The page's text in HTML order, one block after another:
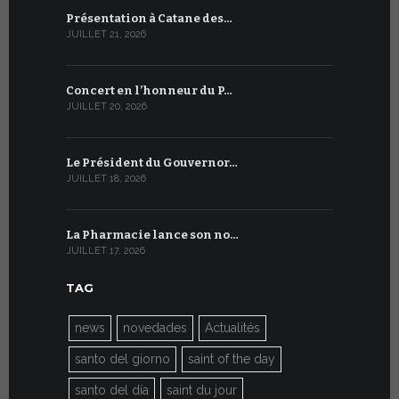
Présentation à Catane des…
JUILLET 21, 2026
Concert en l’honneur du P…
JUILLET 20, 2026
Le Président du Gouvernor…
JUILLET 18, 2026
La Pharmacie lance son no…
JUILLET 17, 2026
TAG
news novedades Actualités
santo del giorno saint of the day
santo del día saint du jour